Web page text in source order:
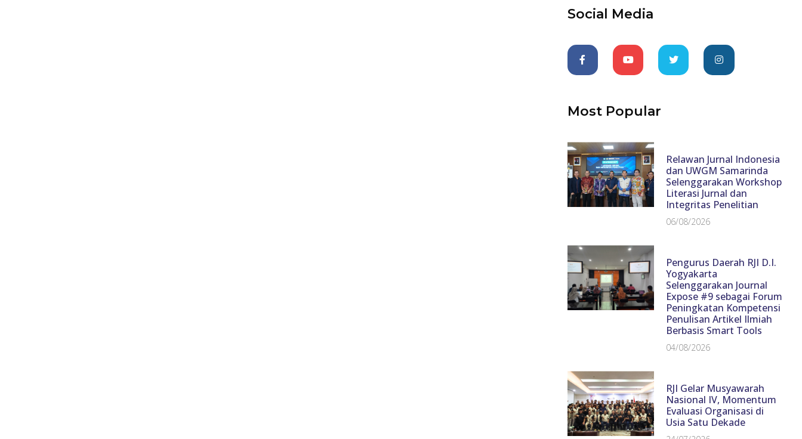
Social Media
Most Popular
Relawan Jurnal Indonesia
dan UWGM Samarinda
Selenggarakan Workshop
Literasi Jurnal dan
Integritas Penelitian
06/08/2026
Pengurus Daerah RJI D.I.
Yogyakarta
Selenggarakan Journal
Expose #9 sebagai Forum
Peningkatan Kompetensi
Penulisan Artikel Ilmiah
Berbasis Smart Tools
04/08/2026
RJI Gelar Musyawarah
Nasional IV, Momentum
Evaluasi Organisasi di
Usia Satu Dekade